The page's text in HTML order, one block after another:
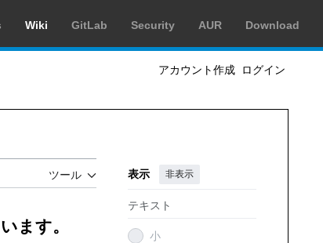
Wiki GitLab Security AUR Download
アカウント作成 ログイン
ツール 表示 非表示
テキスト
小
ます。